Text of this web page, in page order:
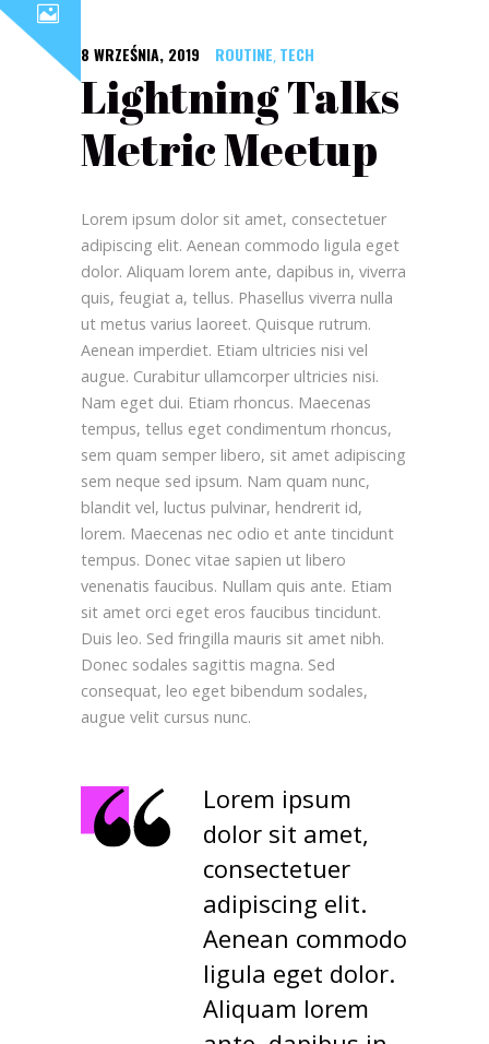
8 WRZEŚNIA, 2019 ROUTINE, TECH
Lightning Talks
Metric Meetup
Lorem ipsum dolor sit amet, consectetuer
adipiscing elit. Aenean commodo ligula eget
dolor. Aliquam lorem ante, dapibus in, viverra
quis, feugiat a, tellus. Phasellus viverra nulla
ut metus varius laoreet. Quisque rutrum.
Aenean imperdiet. Etiam ultricies nisi vel
augue. Curabitur ullamcorper ultricies nisi.
Nam eget dui. Etiam rhoncus. Maecenas
tempus, tellus eget condimentum rhoncus,
sem quam semper libero, sit amet adipiscing
sem neque sed ipsum. Nam quam nunc,
blandit vel, luctus pulvinar, hendrerit id,
lorem. Maecenas nec odio et ante tincidunt
tempus. Donec vitae sapien ut libero
venenatis faucibus. Nullam quis ante. Etiam
sit amet orci eget eros faucibus tincidunt.
Duis leo. Sed fringilla mauris sit amet nibh.
Donec sodales sagittis magna. Sed
consequat, leo eget bibendum sodales,
augue velit cursus nunc.
Lorem ipsum
dolor sit amet,
consectetuer
adipiscing elit.
Aenean commodo
ligula eget dolor.
Aliquam lorem